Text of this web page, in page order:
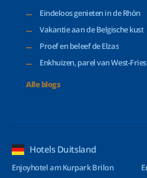
Eindeloos genieten in de Rhön
Vakantie aan de Belgische kust
Proef en beleef de Elzas
Enkhuizen, parel van West-
Alle blogs
Hotels Duitsland
Enjoyhotel am Kurpark Brilon